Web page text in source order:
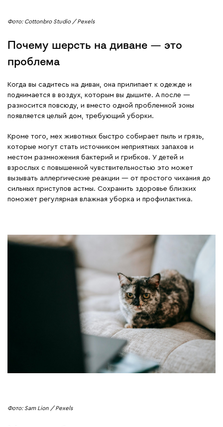
Фото: Cottonbro Studio / Pexels
Почему шерсть на диване — это
проблема
Когда вы садитесь на диван, она прилипает к одежде и
поднимается в воздух, которым вы дышите. А после —
разносится повсюду, и вместо одной проблемной зоны
появляется целый дом, требующий уборки.
Кроме того, мех животных быстро собирает пыль и грязь,
которые могут стать источником неприятных запахов и
местом размножения бактерий и грибков. У детей и
взрослых с повышенной чувствительностью это может
вызывать аллергические реакции — от простого чихания до
сильных приступов астмы. Сохранить здоровье близких
поможет регулярная влажная уборка и профилактика.
Фото: Sam Lion / Pexels